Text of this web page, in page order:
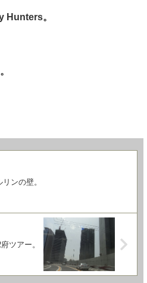
Hunters。
リンの壁。
ツアー。